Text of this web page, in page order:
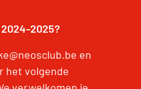
2025?
en
het volgende